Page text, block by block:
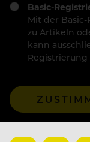
Basic-
Mit der
zu Artikeln
kann
Registrierung